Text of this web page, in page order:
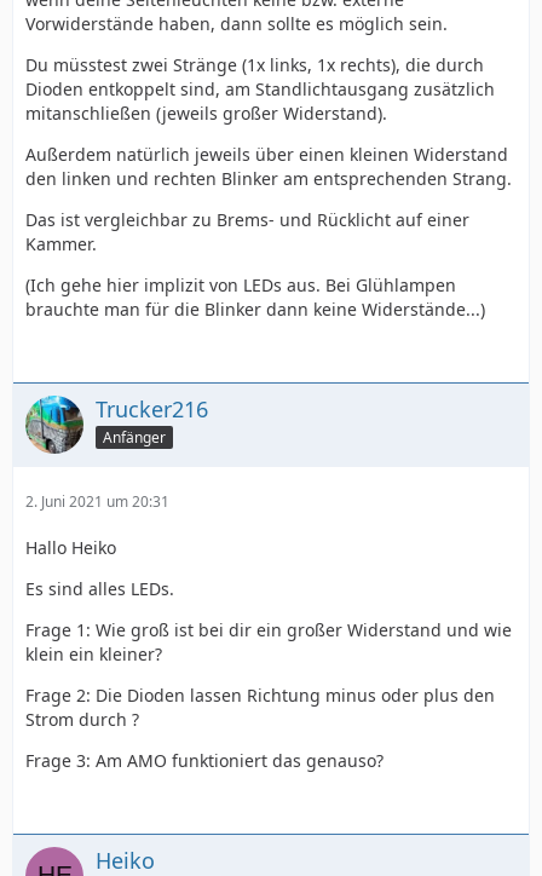
Vorwiderstände haben, dann sollte es möglich sein.
Du müsstest zwei Stränge (1x links, 1x rechts), die durch
Dioden entkoppelt sind, am Standlichtausgang zusätzlich
mitanschließen (jeweils großer Widerstand).
Außerdem natürlich jeweils über einen kleinen Widerstand
den linken und rechten Blinker am entsprechenden Strang.
Das ist vergleichbar zu Brems- und Rücklicht auf einer
Kammer.
(Ich gehe hier implizit von LEDs aus. Bei Glühlampen
brauchte man für die Blinker dann keine Widerstände...)
Trucker216
Anfänger
2. Juni 2021 um 20:31
Hallo Heiko
Es sind alles LEDs.
Frage 1: Wie groß ist bei dir ein großer Widerstand und wie
klein ein kleiner?
Frage 2: Die Dioden lassen Richtung minus oder plus den
Strom durch ?
Frage 3: Am AMO funktioniert das genauso?
Heiko